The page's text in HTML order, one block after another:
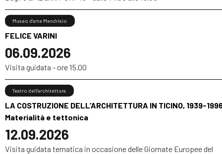
FELICE VARINI
06.09.2026
Museo d’arte Mendrisio
Visita guidata - ore 15.00
LA COSTRUZIONE DELL’ARCHITETTURA IN TICINO, 1939-
Materialità e tettonica
12.09.2026
Teatro dell’architettura
Visita guidata tematica in occasione delle Giornate Europee del